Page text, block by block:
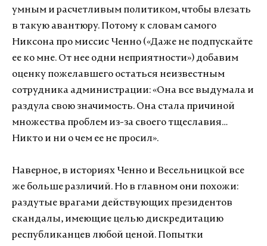
умным и расчетливым политиком, чтобы влезать
в такую авантюру. Потому к словам самого
Никсона про миссис Ченно («Даже не подпускайте
ее ко мне. От нее одни неприятности») добавим
оценку пожелавшего остаться неизвестным
сотрудника администрации: «Она все выдумала и
раздула свою значимость. Она стала причиной
множества проблем из-за своего тщеславия…
Никто и ни о чем ее не просил».
Наверное, в историях Ченно и Весельницкой все
же больше различий. Но в главном они похожи:
раздутые врагами действующих президентов
скандалы, имеющие целью дискредитацию
республиканцев любой ценой. Попытки